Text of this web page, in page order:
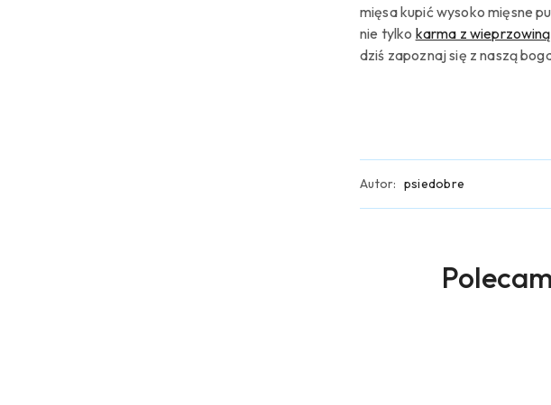
mięsa kupić wysoko mięsne
nie tylko karma z
dziś zapoznaj się z naszą
Autor: psiedobre